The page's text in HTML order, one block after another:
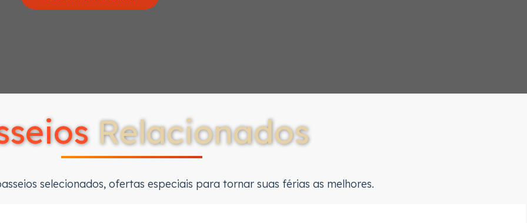
Relacionados
selecionados, ofertas especiais para tornar suas férias as melhores.